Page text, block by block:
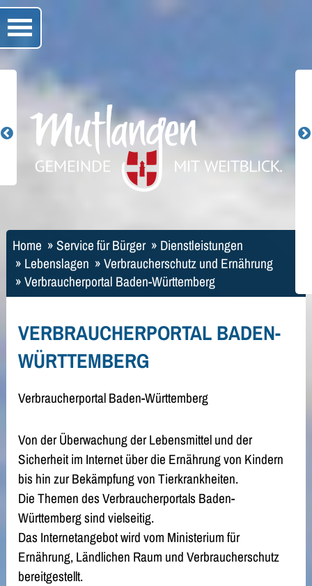
Home »Service für Bürger» Dienstleistungen
» Lebenslagen »Verbraucherschutz und Ernährung
»Verbraucherportal Baden-Württemberg
VERBRAUCHERPORTAL BADEN-
WÜRTTEMBERG
Verbraucherportal Baden-Württemberg
Von der Überwachung der Lebensmittel und der
Sicherheit im Internet über die Ernährung von Kindern
bis hin zur Bekämpfung von Tierkrankheiten.
Die Themen des Verbraucherportals Baden-
Württemberg sind vielseitig.
Das Internetangebot wird vom Ministerium für
Ernährung, Ländlichen Raum und Verbraucherschutz
bereitgestellt.